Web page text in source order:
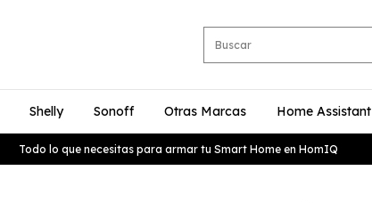
Shelly Sonoff Otras Marcas Home Assistant
Todo lo que necesitas para armar tu Smart Home en HomIQ